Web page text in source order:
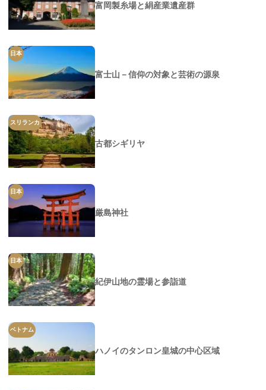
富岡製糸場と絹産業遺産群
日本
富士山－信仰の対象と芸術の源泉
スリランカ
古都シギリヤ
日本
厳島神社
日本
紀伊山地の霊場と参詣道
ベトナム
ハノイのタンロン皇城の中心区域